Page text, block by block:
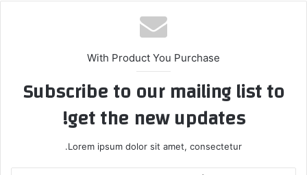
With Product You Purchase
Subscribe to our mailing list to
get the new updates!
Lorem ipsum dolor sit amet, consectetur.